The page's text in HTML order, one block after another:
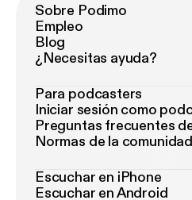
Sobre Podimo
Empleo
Blog
¿Necesitas ayuda?
Para podcasters
Iniciar sesión como
Preguntas frecuentes
Normas de la comunidad
Escuchar en iPhone
Escuchar en Android